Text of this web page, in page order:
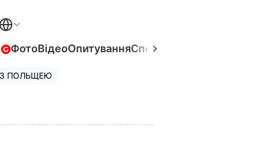
ФотоВідеоОпитуванняСпецпроєкти
ПОЛЬЩЕЮ